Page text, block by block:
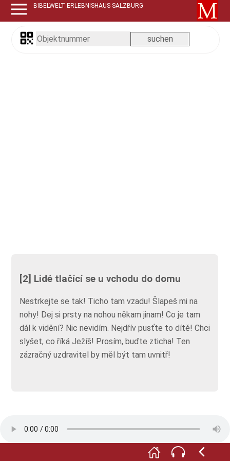
BIBELWELT ERLEBNISHAUS SALZBURG
[2] Lidé tlačící se u vchodu do domu
Nestrkejte se tak! Ticho tam vzadu! Šlapeš mi na
nohy! Dej si prsty na nohou někam jinam! Co je tam
dál k vidění? Nic nevidím. Nejdřív pusťte to dítě! Chci
slyšet, co říká Ježíš! Prosím, buďte zticha! Ten
zázračný uzdravitel by měl být tam uvnitř!